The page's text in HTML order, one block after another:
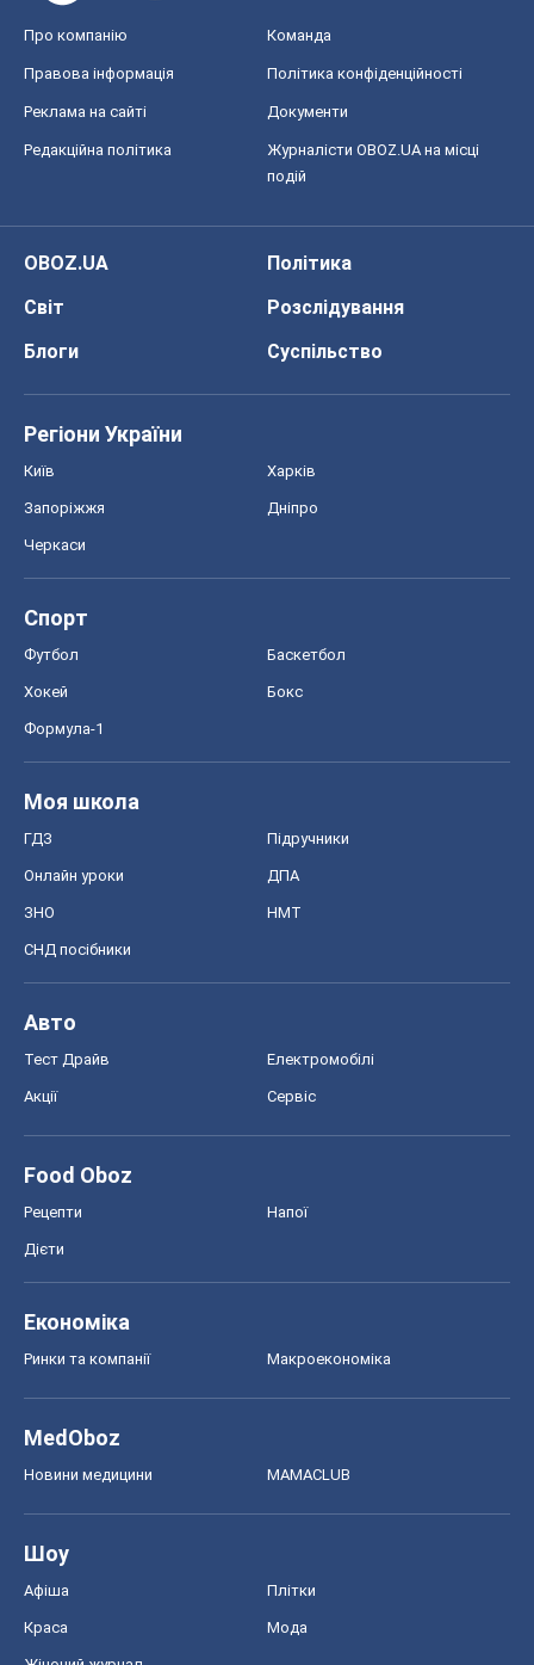
Про компанію Команда
Правова інформація Політика конфіденційності
Реклама на сайті Документи
Редакційна політика
Журналісти OBOZ.UA на місці
подій
OBOZ.UA
Політика
Світ
Розслідування
Блоги
Суспільство
Регіони України
Київ Харків
Запоріжжя Дніпро
Черкаси
Спорт
Футбол Баскетбол
Хокей Бокс
Формула-1
Моя школа
ГДЗ Підручники
Онлайн уроки ДПА
ЗНО НМТ
СНД посібники
Авто
Тест Драйв Електромобілі
Акції Сервіс
Food Oboz
Рецепти Напої
Дієти
Економіка
Ринки та компанії Макроекономіка
MedOboz
Новини медицини MAMACLUB
Шоу
Афіша Плітки
Краса Мода